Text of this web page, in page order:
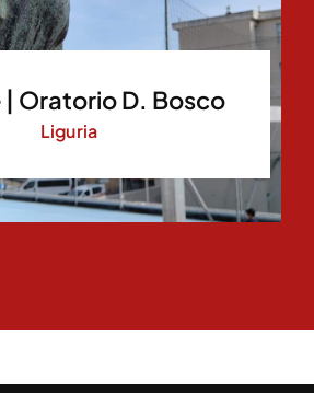
| Oratorio D. Bosco
Liguria